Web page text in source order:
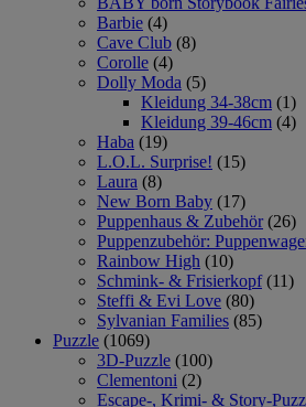
Barbie (4)
Cave Club (8)
Corolle (4)
Dolly Moda (5)
Kleidung 34-38cm (1)
Kleidung 39-46cm (4)
Haba (19)
L.O.L. Surprise! (15)
Laura (8)
New Born Baby (17)
Puppenhaus & Zubehör (26)
Puppenzubehör:
Rainbow High (10)
Schmink- & Frisierkopf (11)
Steffi & Evi Love (80)
Sylvanian Families (85)
Puzzle (1069)
3D-Puzzle (100)
Clementoni (2)
Escape-, Krimi- & Story-